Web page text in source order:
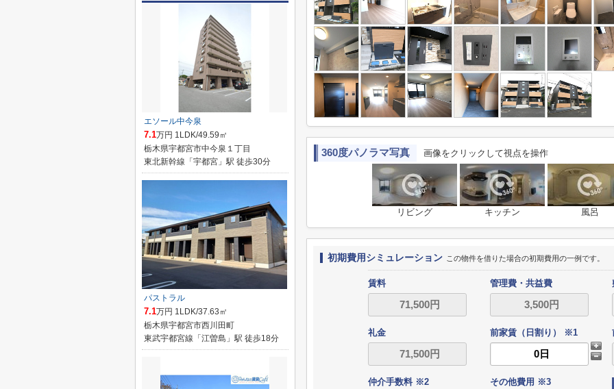
360度パノラマ写真 画像をクリックして視点を操作
リビング キッチン 風呂
初期費用シミュレーション この物件を借りた場合の初期費用の一例です。
賃料 管理費・共益費
礼金 前家賃（日割り） ※1
仲介手数料 ※2 その他費用 ※3
エソール中今泉
7.1万円 1LDK/49.59㎡
栃木県宇都宮市中今泉１丁目
東北新幹線「宇都宮」駅 徒歩30分
パストラル
7.1万円 1LDK/37.63㎡
栃木県宇都宮市西川田町
東武宇都宮線「江曽島」駅 徒歩18分